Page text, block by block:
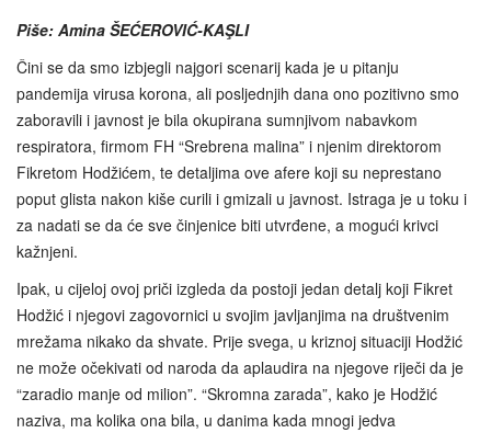
Piše: Amina ŠEĆEROVIĆ-KAŞLI
Čini se da smo izbjegli najgori scenarij kada je u pitanju
pandemija virusa korona, ali posljednjih dana ono pozitivno smo
zaboravili i javnost je bila okupirana sumnjivom nabavkom
respiratora, firmom FH “Srebrena malina” i njenim direktorom
Fikretom Hodžićem, te detaljima ove afere koji su neprestano
poput glista nakon kiše curili i gmizali u javnost. Istraga je u toku i
za nadati se da će sve činjenice biti utvrđene, a mogući krivci
kažnjeni.
Ipak, u cijeloj ovoj priči izgleda da postoji jedan detalj koji Fikret
Hodžić i njegovi zagovornici u svojim javljanjima na društvenim
mrežama nikako da shvate. Prije svega, u kriznoj situaciji Hodžić
ne može očekivati od naroda da aplaudira na njegove riječi da je
“zaradio manje od milion”. “Skromna zarada”, kako je Hodžić
naziva, ma kolika ona bila, u danima kada mnogi jedva